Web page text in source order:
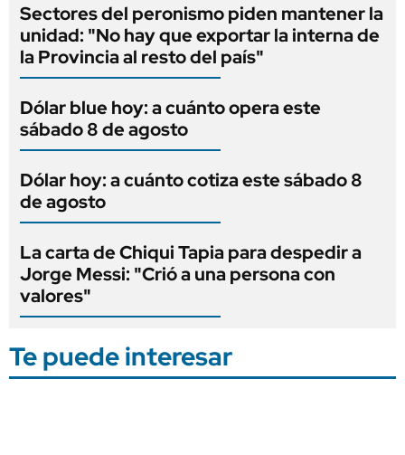
Sectores del peronismo piden mantener la
unidad: "No hay que exportar la interna de
la Provincia al resto del país"
Dólar blue hoy: a cuánto opera este
sábado 8 de agosto
Dólar hoy: a cuánto cotiza este sábado 8
de agosto
La carta de Chiqui Tapia para despedir a
Jorge Messi: "Crió a una persona con
valores"
Te puede interesar